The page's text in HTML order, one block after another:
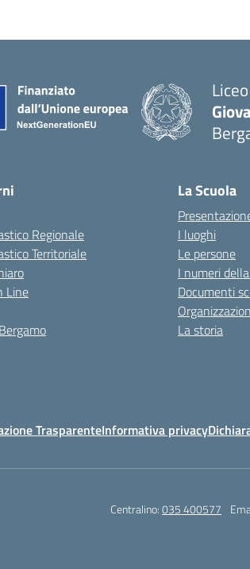
Regionale
Territoriale
Line
La Scuola
I luoghi
Le persone
I numeri
Documenti
La storia
TrasparenteInformativa privacy
Centralino:035 400577